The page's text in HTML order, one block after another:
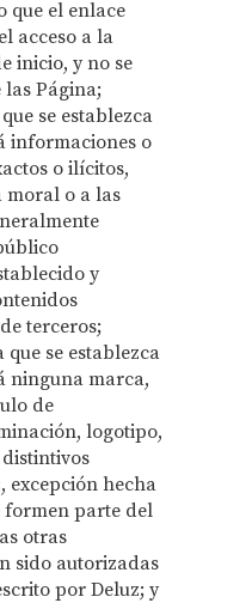
que el enlace
acceso a la
inicio, y no se
Página;
se establezca
informaciones o
o ilícitos,
moral o a las
y
terceros;
se establezca
ninguna marca,
de
logotipo,
excepción hecha
formen parte del
otras
sido autorizadas
por Deluz; y